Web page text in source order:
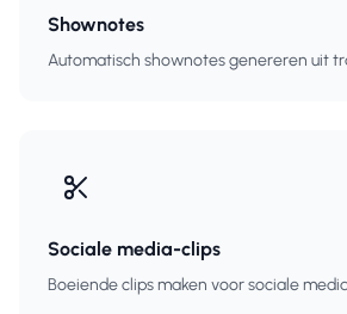
Shownotes
Automatisch shownotes genereren uit
Sociale media-clips
Boeiende clips maken voor sociale